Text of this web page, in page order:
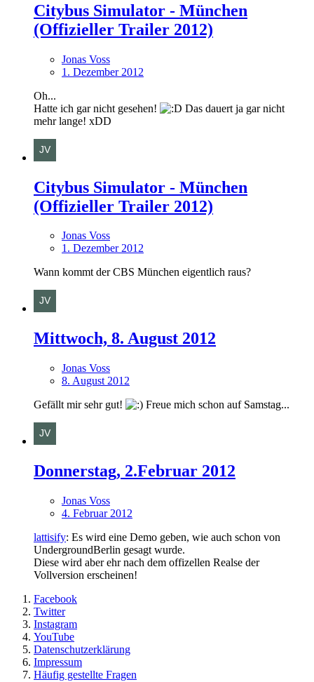
Citybus Simulator - München
(Offizieller Trailer 2012)
Jonas Voss
1. Dezember 2012
Oh...
Hatte ich gar nicht gesehen!
Das dauert ja gar nicht
mehr lange! xDD
Citybus Simulator - München
(Offizieller Trailer 2012)
Jonas Voss
1. Dezember 2012
Wann kommt der CBS München eigentlich raus?
Mittwoch, 8. August 2012
Jonas Voss
8. August 2012
Gefällt mir sehr gut!
Freue mich schon auf Samstag...
Donnerstag, 2.Februar 2012
Jonas Voss
4. Februar 2012
lattisify: Es wird eine Demo geben, wie auch schon von
UndergroundBerlin gesagt wurde.
Diese wird aber ehr nach dem offizellen Realse der
Vollversion erscheinen!
Facebook
Twitter
Instagram
YouTube
Datenschutzerklärung
Impressum
Häufig gestellte Fragen